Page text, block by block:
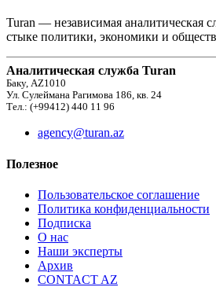
Turan — независимая аналитическая
стыке политики, экономики и
Аналитическая служба Turan
Баку, AZ1010
Ул. Сулеймана Рагимова 186, кв. 24
Тел.: (+99412) 440 11 96
agency@turan.az
Полезное
Пользовательское соглашение
Политика конфиденциальности
Подписка
О нас
Наши эксперты
Архив
CONTACT AZ